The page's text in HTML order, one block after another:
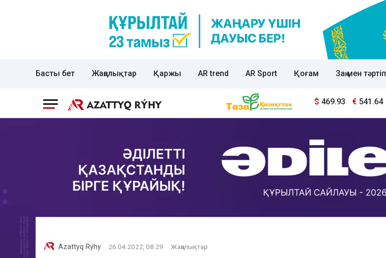
Басты бет Жаңалықтар Қаржы AR trend AR Sport Қоғам Заң мен тәртіп
$ 469.93 € 541.64
Azattyq Rýhy 26.04.2022, 08:29 Жаңалықтар